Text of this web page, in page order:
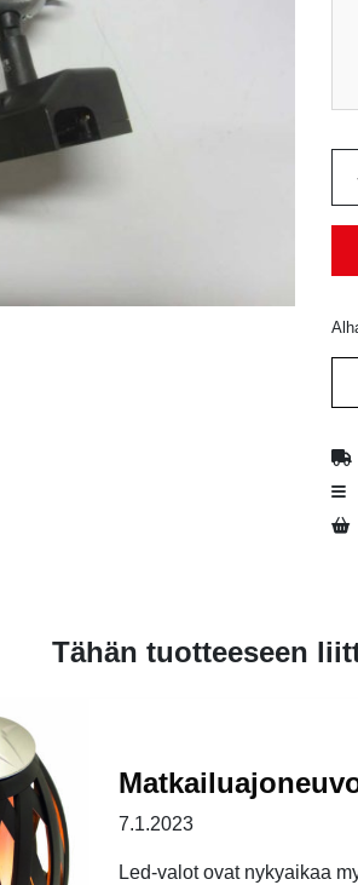
Tähän tuotteeseen
7.1.2023
Led-valot ovat nykyaikaa